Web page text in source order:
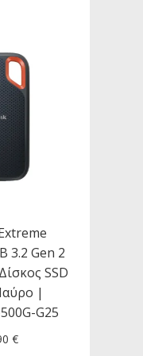
3.2 Gen 2
SSD
|
G25
€